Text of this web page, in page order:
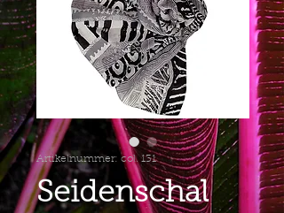
Artikelnummer: col. 131
Seidenschal